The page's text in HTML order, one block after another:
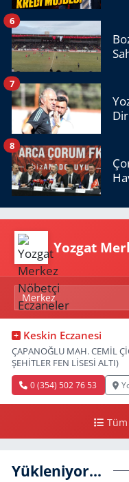
6
7
8
Yozgat
Keskin Eczanesi
ÇAPANOĞLU MAH. CEMİL
ŞEHİTLER FEN LİSESİ ALTI)
0 (354) 502 76 53
Yükleniyor...